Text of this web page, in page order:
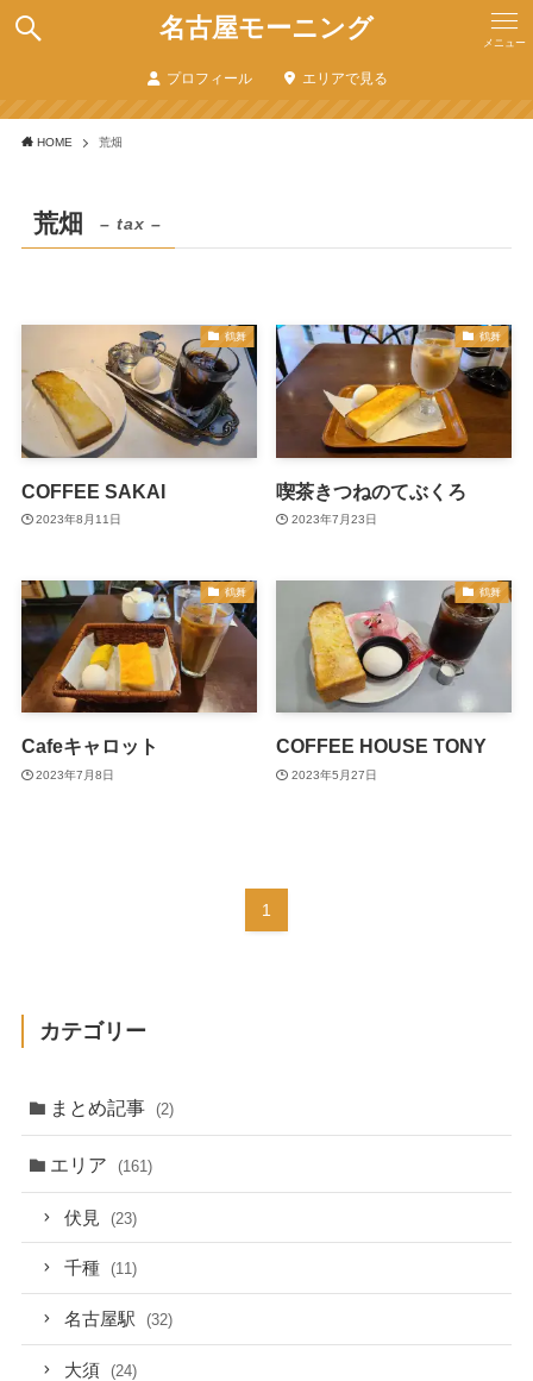
名古屋モーニング メニュー
プロフィール エリアで見る
HOME 荒畑
荒畑 – tax –
鶴舞
COFFEE SAKAI
2023年8月11日
鶴舞
喫茶きつねのてぶくろ
2023年7月23日
鶴舞
Cafeキャロット
2023年7月8日
鶴舞
COFFEE HOUSE TONY
2023年5月27日
1
カテゴリー
まとめ記事 (2)
エリア (161)
伏見 (23)
千種 (11)
名古屋駅 (32)
大須 (24)